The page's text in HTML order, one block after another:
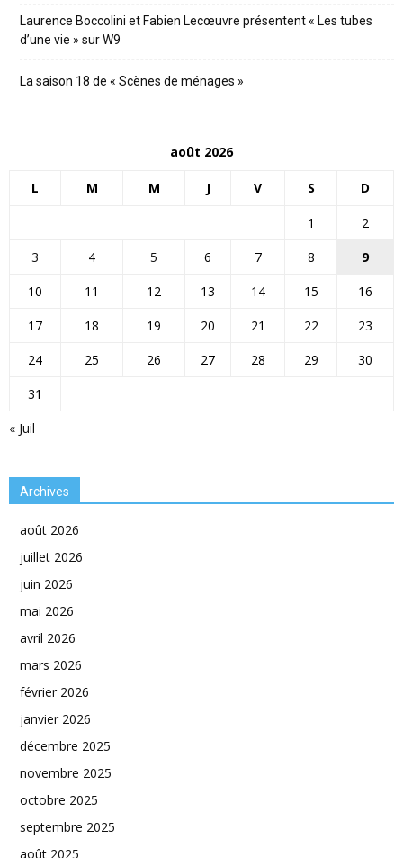
Laurence Boccolini et Fabien Lecœuvre présentent « Les tubes
d’une vie » sur W9
La saison 18 de « Scènes de ménages »
août 2026
L M M J V S D
« Juil
1
2
3
4 5 6 7 8
9
10
11 12 13 14 15
16
17
18 19 20 21 22
23
24
25 26 27 28 29
30
31
Archives
août 2026
juillet 2026
juin 2026
mai 2026
avril 2026
mars 2026
février 2026
janvier 2026
décembre 2025
novembre 2025
octobre 2025
septembre 2025
août 2025